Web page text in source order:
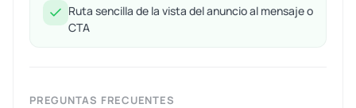
Ruta sencilla de la vista del anuncio al mensaje o
CTA
PREGUNTAS FRECUENTES